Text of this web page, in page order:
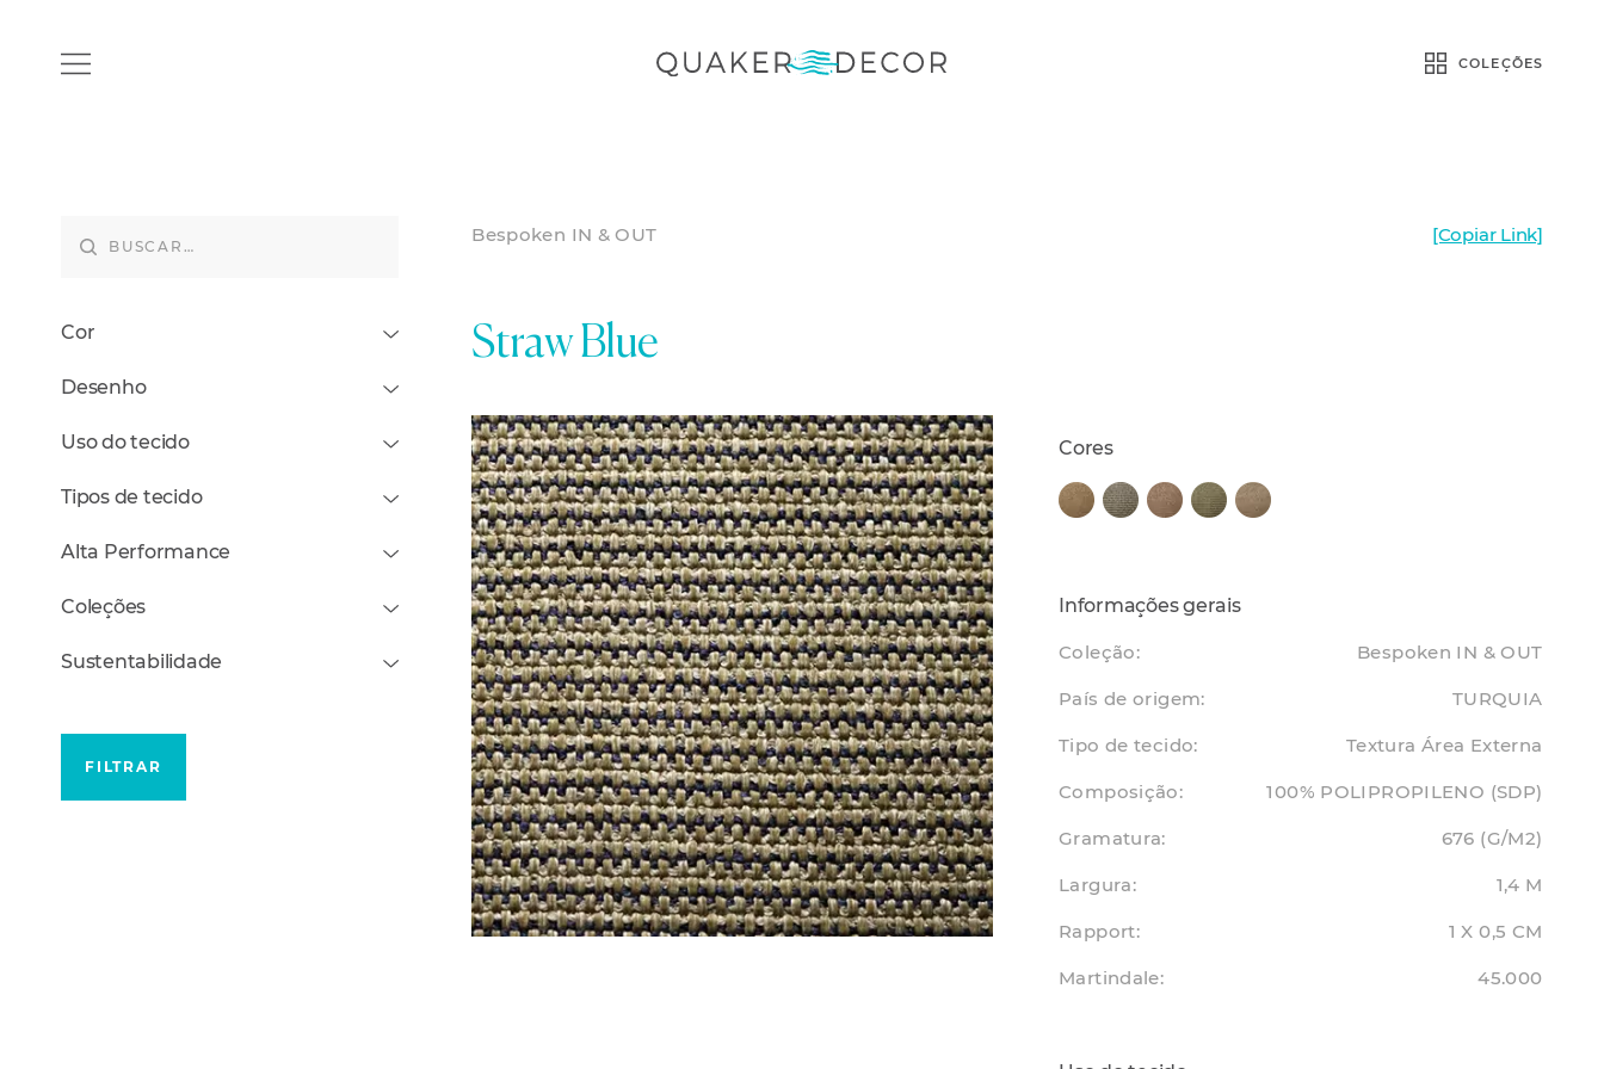
COLEÇÕES
Cor
Desenho
Uso do tecido
Tipos de tecido
Alta Performance
Coleções
Sustentabilidade
FILTRAR
Bespoken IN & OUT [Copiar Link]
Straw Blue
Cores
Informações gerais
Coleção: Bespoken IN & OUT
País de origem: TURQUIA
Tipo de tecido: Textura Área Externa
Composição: 100% POLIPROPILENO (SDP)
Gramatura: 676 (G/M2)
Largura: 1,4 M
Rapport: 1 X 0,5 CM
Martindale: 45.000